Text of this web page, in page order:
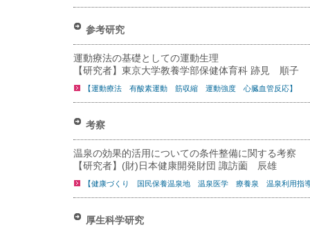
参考研究
運動療法の基礎としての運動生理
【研究者】東京大学教養学部保健体育科 跡見 順子
【運動療法 有酸素運動 筋収縮 運動強度 心臓血管反応】
考察
温泉の効果的活用についての条件整備に関する考察
【研究者】(財)日本健康開発財団 諏訪薗 辰雄
【健康づくり 国民保養温泉地 温泉医学 療養泉 温泉利用指
厚生科学研究